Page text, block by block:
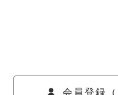
会員登録